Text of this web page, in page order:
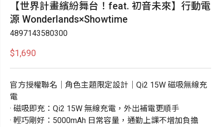
【世界計畫繽紛舞台！feat. 初音未來】行動電
源 Wonderlands×Showtime
4897143580300
$1,690
官方授權聯名｜角色主題限定設計｜Qi2 15W 磁吸無線充
電
· 磁吸即充：Qi2 15W 無線充電，外出補電更順手
· 輕巧剛好：5000mAh 日常容量，通勤上課不增加負擔